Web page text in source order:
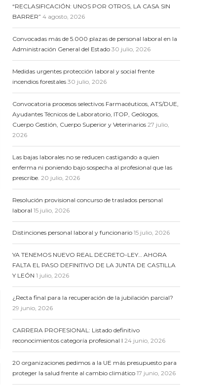
“RECLASIFICACIÓN: UNOS POR OTROS, LA CASA SIN
BARRER” 4 agosto, 2026
Convocadas más de 5.000 plazas de personal laboral en la
Administración General del Estado 30 julio, 2026
Medidas urgentes protección laboral y social frente
incendios forestales 30 julio, 2026
Convocatoria procesos selectivos Farmacéuticos, ATS/DUE,
Ayudantes Técnicos de Laboratorio, ITOP, Geólogos,
Cuerpo Gestión, Cuerpo Superior y Veterinarios 27 julio,
2026
Las bajas laborales no se reducen castigando a quien
enferma ni poniendo bajo sospecha al profesional que las
prescribe. 20 julio, 2026
Resolución provisional concurso de traslados personal
laboral 15 julio, 2026
Distinciones personal laboral y funcionario 15 julio, 2026
YA TENEMOS NUEVO REAL DECRETO-LEY… AHORA
FALTA EL PASO DEFINITIVO DE LA JUNTA DE CASTILLA
Y LEÓN 1 julio, 2026
¿Recta final para la recuperación de la jubilación parcial?
29 junio, 2026
CARRERA PROFESIONAL: Listado definitivo
reconocimientos categoría profesional I 24 junio, 2026
20 organizaciones pedimos a la UE más presupuesto para
proteger la salud frente al cambio climático 17 junio, 2026